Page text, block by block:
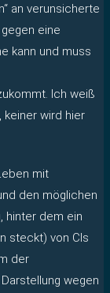
an verunsicherte
eine
kann und muss
Ich weiß
wird hier
mit
den möglichen
hinter dem ein
steckt) von CIs
der
wegen